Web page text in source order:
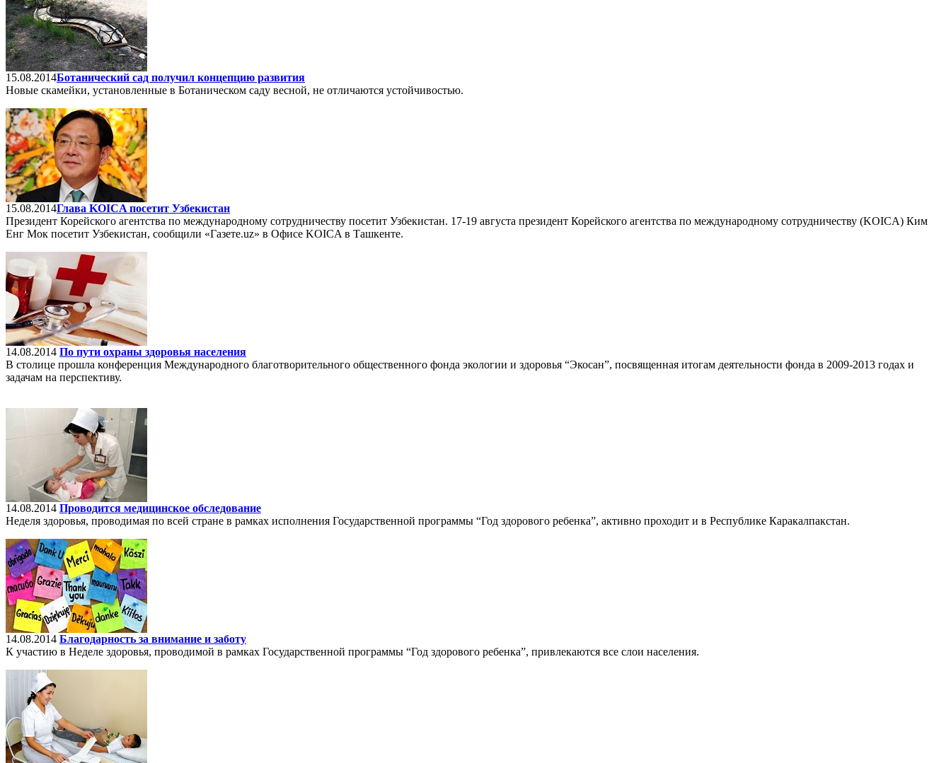
15.08.2014​Ботанический сад получил концепцию развития
Новые скамейки, установленные в Ботаническом саду весной, не отличаются устойчивостью.
15.08.2014​Глава KOICA посетит Узбекистан
Президент Корейского агентства по международному сотрудничеству посетит Узбекистан. 17-19 августа президент Корейского агентства по международному сотрудничеству (KOICA) Ким
Енг Мок посетит Узбекистан, сообщили «Газете.uz» в Офисе KOICA в Ташкенте.
14.08.2014 По пути охраны здоровья населения
В столице прошла конференция Международного благотворительного общественного фонда экологии и здоровья “Экосан”, посвященная итогам деятельности фонда в 2009-2013 годах и
задачам на перспективу.
14.08.2014 Проводится медицинское обследование
Неделя здоровья, проводимая по всей стране в рамках исполнения Государственной программы “Год здорового ребенка”, активно проходит и в Республике Каракалпакстан.
14.08.2014 Благодарность за внимание и заботу
К участию в Неделе здоровья, проводимой в рамках Государственной программы “Год здорового ребенка”, привлекаются все слои населения.